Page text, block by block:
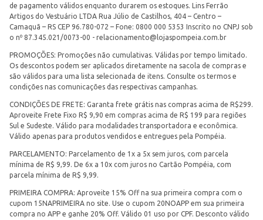
de pagamento válidos enquanto durarem os estoques. Lins Ferrão
Artigos do Vestuário LTDA Rua Júlio de Castilhos, 404 – Centro –
Camaquã – RS CEP 96.780-072 – Fone: 0800 000 5353 Inscrito no CNPJ sob
o nº 87.345.021/0073-00 - relacionamento@lojaspompeia.com.br
PROMOÇÕES: Promoções não cumulativas. Válidas por tempo limitado.
Os descontos podem ser aplicados diretamente na sacola de compras e
são válidos para uma lista selecionada de itens. Consulte os termos e
condições nas comunicações das respectivas campanhas.
CONDIÇÕES DE FRETE: Garanta frete grátis nas compras acima de R$299.
Aproveite Frete Fixo R$ 9,90 em compras acima de R$ 199 para regiões
Sul e Sudeste. Válido para modalidades transportadora e econômica.
Válido apenas para produtos vendidos e entregues pela Pompéia.
PARCELAMENTO: Parcelamento de 1x a 5x sem juros, com parcela
mínima de R$ 9,99. De 6x a 10x com juros no Cartão Pompéia, com
parcela mínima de R$ 9,99.
PRIMEIRA COMPRA: Aproveite 15% Off na sua primeira compra com o
cupom 15NAPRIMEIRA no site. Use o cupom 20NOAPP em sua primeira
compra no APP e ganhe 20% Off. Válido 01 uso por CPF. Desconto válido